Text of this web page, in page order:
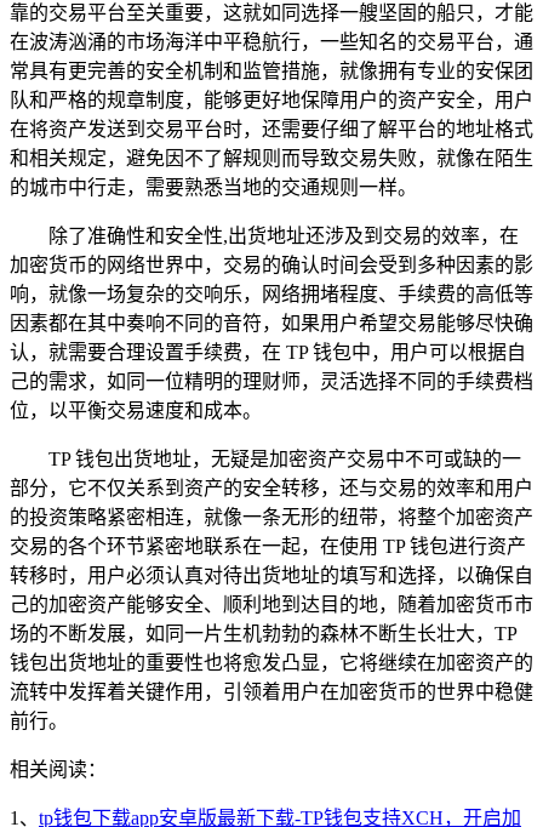
靠的交易平台至关重要，这就如同选择一艘坚固的船只，才能
在波涛汹涌的市场海洋中平稳航行，一些知名的交易平台，通
常具有更完善的安全机制和监管措施，就像拥有专业的安保团
队和严格的规章制度，能够更好地保障用户的资产安全，用户
在将资产发送到交易平台时，还需要仔细了解平台的地址格式
和相关规定，避免因不了解规则而导致交易失败，就像在陌生
的城市中行走，需要熟悉当地的交通规则一样。
除了准确性和安全性,出货地址还涉及到交易的效率，在
加密货币的网络世界中，交易的确认时间会受到多种因素的影
响，就像一场复杂的交响乐，网络拥堵程度、手续费的高低等
因素都在其中奏响不同的音符，如果用户希望交易能够尽快确
认，就需要合理设置手续费，在 TP 钱包中，用户可以根据自
己的需求，如同一位精明的理财师，灵活选择不同的手续费档
位，以平衡交易速度和成本。
TP 钱包出货地址，无疑是加密资产交易中不可或缺的一
部分，它不仅关系到资产的安全转移，还与交易的效率和用户
的投资策略紧密相连，就像一条无形的纽带，将整个加密资产
交易的各个环节紧密地联系在一起，在使用 TP 钱包进行资产
转移时，用户必须认真对待出货地址的填写和选择，以确保自
己的加密资产能够安全、顺利地到达目的地，随着加密货币市
场的不断发展，如同一片生机勃勃的森林不断生长壮大，TP
钱包出货地址的重要性也将愈发凸显，它将继续在加密资产的
流转中发挥着关键作用，引领着用户在加密货币的世界中稳健
前行。
相关阅读：
1、 tp钱包下载app安卓版最新下载-TP钱包支持XCH，开启加